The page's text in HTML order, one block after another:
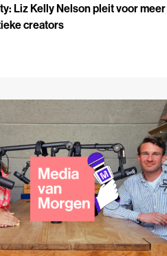
Liz Kelly Nelson pleit voor meer
creators